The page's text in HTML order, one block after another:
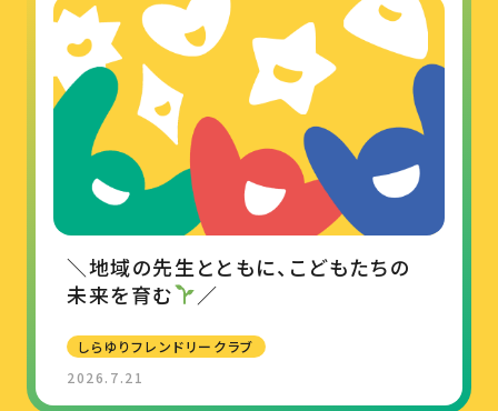
＼地域の先生とともに、こどもたちの
未来を育む
／
しらゆりフレンドリークラブ
2026.7.21